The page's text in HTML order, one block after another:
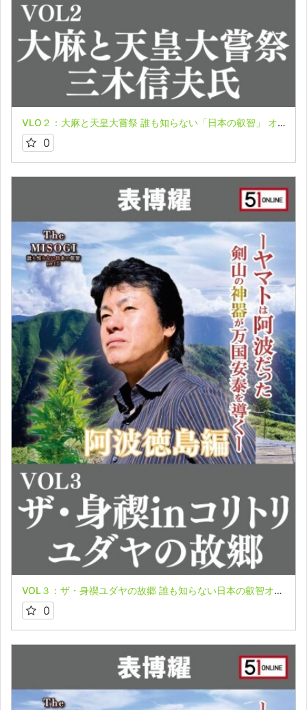
VLO２：大麻と天皇大嘗祭 誰も知らない「日本の叡智」 オンライン配信part６【阿波徳島編】表博耀氏＆三木信夫氏
0
VOL３：ザ・身禊ユダヤの故郷 誰も知らない日本の叡智オンライン配信part６in阿波徳島編 表博耀氏
0